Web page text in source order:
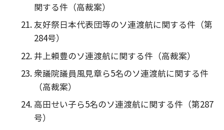
関する件（高裁案）
友好祭日本代表団等のソ連渡航に関する件（第
284号）
井上頼豊のソ連渡航に関する件（高裁案）
衆議院議員風見章ら5名のソ連渡航に関する件
（高裁案）
高田せい子ら5名のソ連渡航に関する件（第287
号）